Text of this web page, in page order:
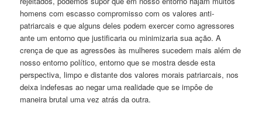
homens com escasso compromisso com os valores anti-
patriarcais e que alguns deles podem exercer como agressores
ante um entorno que justificaria ou minimizaria sua ação. A
crença de que as agressões às mulheres sucedem mais além de
nosso entorno político, entorno que se mostra desde esta
perspectiva, limpo e distante dos valores morais patriarcais, nos
deixa indefesas ao negar uma realidade que se impôe de
maneira brutal uma vez atrás da outra.